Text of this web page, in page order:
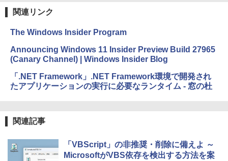
関連リンク
The Windows Insider Program
Announcing Windows 11 Insider Preview Build 27965
(Canary Channel) | Windows Insider Blog
「.NET Framework」.NET Framework環境で開発され
たアプリケーションの実行に必要なランタイム - 窓の杜
関連記事
「VBScript」の非推奨・削除に備えよ ～
MicrosoftがVBS依存を検出する方法を案